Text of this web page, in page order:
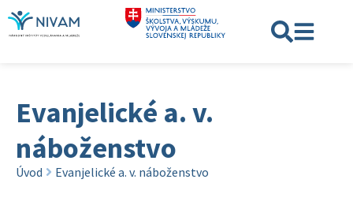
Evanjelické a. v.
náboženstvo
Úvod Evanjelické a. v. náboženstvo